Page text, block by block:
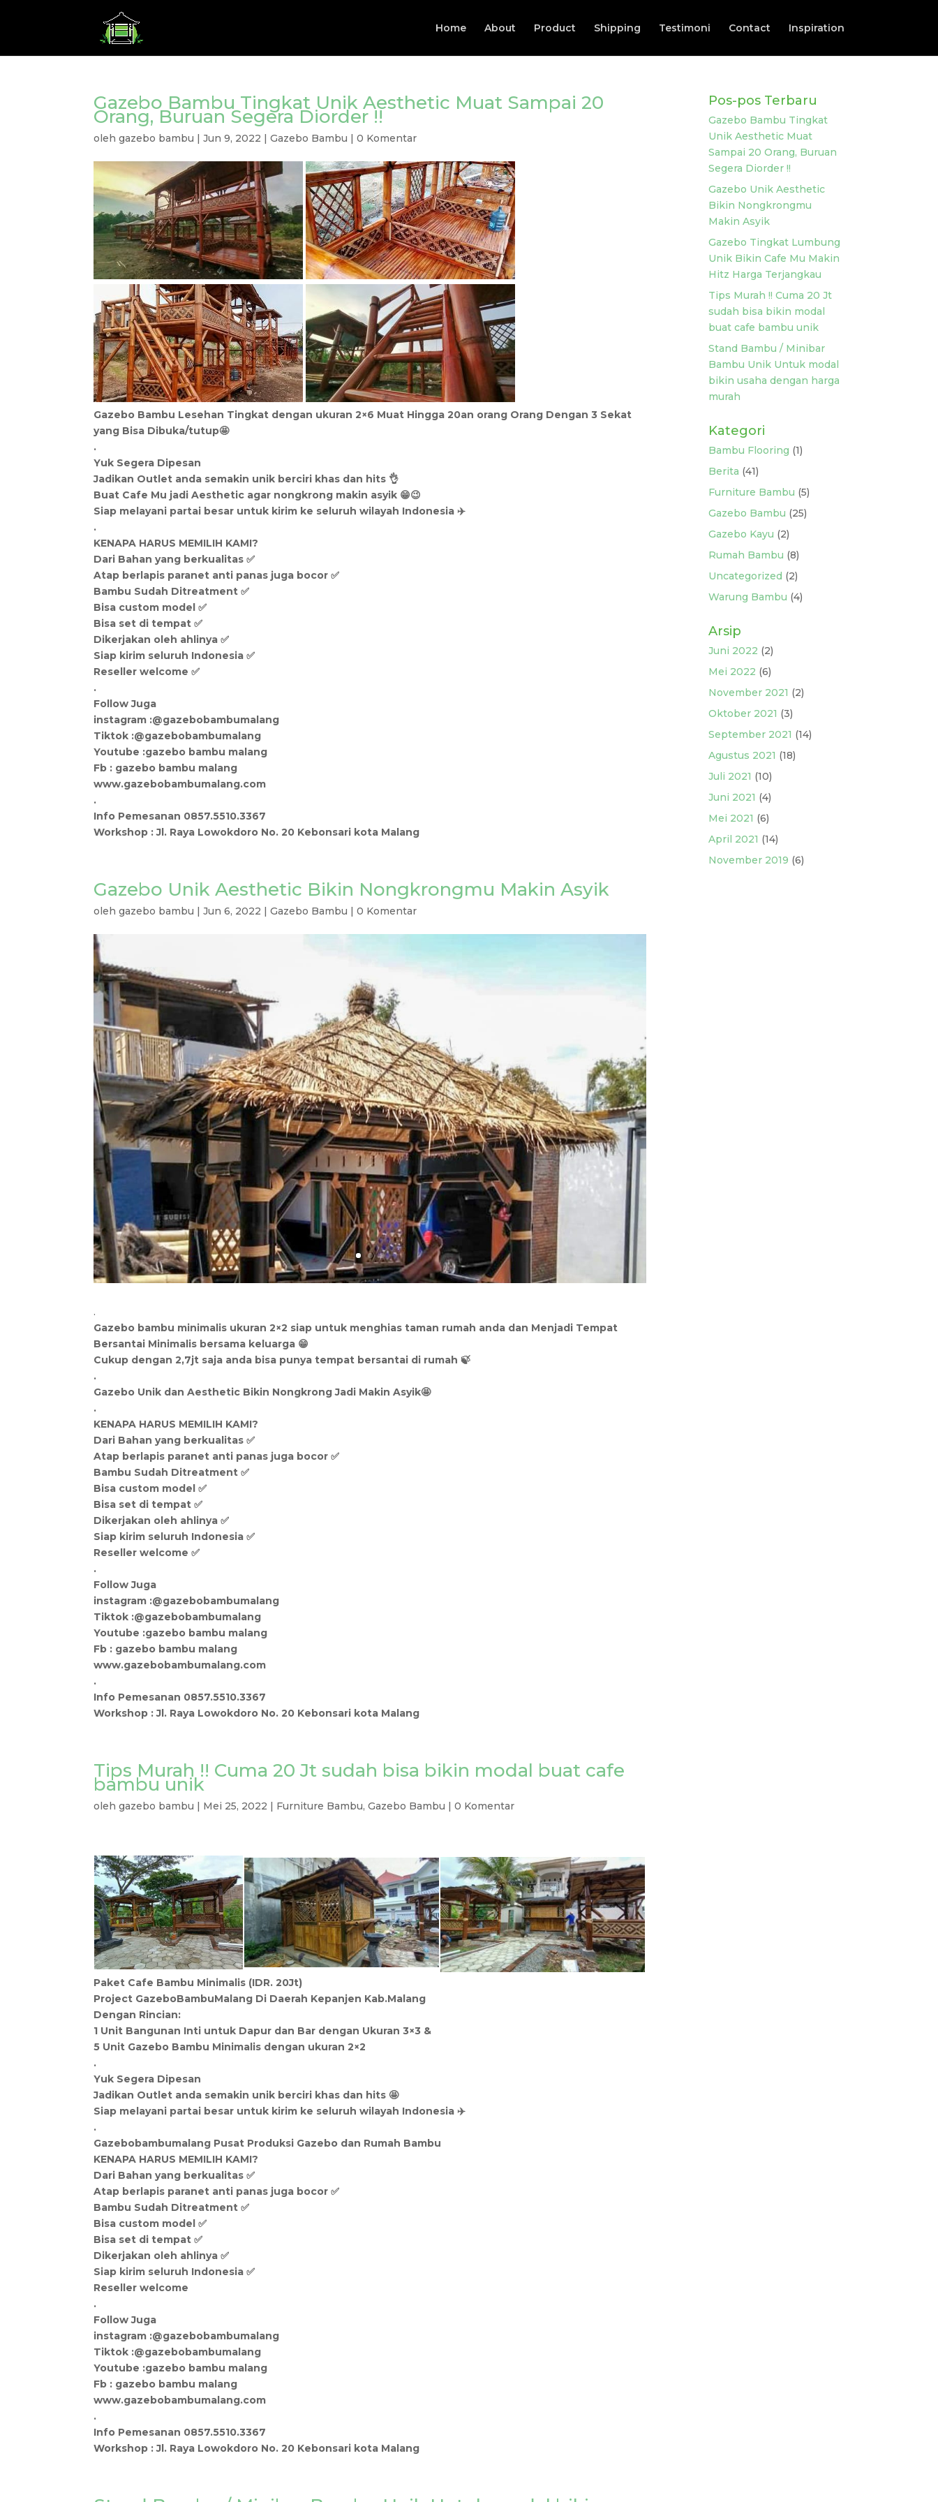
Home About Product Shipping Testimoni Contact Inspiration
Gazebo Bambu Tingkat Unik Aesthetic Muat Sampai 20
Orang, Buruan Segera Diorder !!
olehgazebo bambu |Jun 9, 2022 |Gazebo Bambu |0 Komentar
Gazebo Bambu Lesehan Tingkat dengan ukuran 2×6 Muat Hingga 20an orang Orang Dengan 3 Sekat
yang Bisa Dibuka/tutup🤩
.
Yuk Segera Dipesan
Jadikan Outlet anda semakin unik berciri khas dan hits 👌
Buat Cafe Mu jadi Aesthetic agar nongkrong makin asyik 😁😉
Siap melayani partai besar untuk kirim ke seluruh wilayah Indonesia ✈️
.
KENAPA HARUS MEMILIH KAMI?
Dari Bahan yang berkualitas ✅
Atap berlapis paranet anti panas juga bocor ✅
Bambu Sudah Ditreatment ✅
Bisa custom model ✅
Bisa set di tempat ✅
Dikerjakan oleh ahlinya ✅
Siap kirim seluruh Indonesia ✅
Reseller welcome ✅
.
Follow Juga
instagram :@gazebobambumalang
Tiktok :@gazebobambumalang
Youtube :gazebo bambu malang
Fb : gazebo bambu malang
www.gazebobambumalang.com
.
Info Pemesanan 0857.5510.3367
Workshop : Jl. Raya Lowokdoro No. 20 Kebonsari kota Malang
Gazebo Unik Aesthetic Bikin Nongkrongmu Makin Asyik
olehgazebo bambu |Jun 6, 2022 |Gazebo Bambu |0 Komentar
.
Gazebo bambu minimalis ukuran 2×2 siap untuk menghias taman rumah anda dan Menjadi Tempat
Bersantai Minimalis bersama keluarga 😁
Cukup dengan 2,7jt saja anda bisa punya tempat bersantai di rumah 🍃
.
Gazebo Unik dan Aesthetic Bikin Nongkrong Jadi Makin Asyik🤩
.
KENAPA HARUS MEMILIH KAMI?
Dari Bahan yang berkualitas ✅
Atap berlapis paranet anti panas juga bocor ✅
Bambu Sudah Ditreatment ✅
Bisa custom model ✅
Bisa set di tempat ✅
Dikerjakan oleh ahlinya ✅
Siap kirim seluruh Indonesia ✅
Reseller welcome ✅
.
Follow Juga
instagram :@gazebobambumalang
Tiktok :@gazebobambumalang
Youtube :gazebo bambu malang
Fb : gazebo bambu malang
www.gazebobambumalang.com
.
Info Pemesanan 0857.5510.3367
Workshop : Jl. Raya Lowokdoro No. 20 Kebonsari kota Malang
Tips Murah !! Cuma 20 Jt sudah bisa bikin modal buat cafe
bambu unik
olehgazebo bambu | Mei 25, 2022 | Furniture Bambu,Gazebo Bambu |0 Komentar
Paket Cafe Bambu Minimalis (IDR. 20Jt)
Project GazeboBambuMalang Di Daerah Kepanjen Kab.Malang
Dengan Rincian:
1 Unit Bangunan Inti untuk Dapur dan Bar dengan Ukuran 3×3 &
5 Unit Gazebo Bambu Minimalis dengan ukuran 2×2
.
Yuk Segera Dipesan
Jadikan Outlet anda semakin unik berciri khas dan hits 🤩
Siap melayani partai besar untuk kirim ke seluruh wilayah Indonesia ✈️
.
Gazebobambumalang Pusat Produksi Gazebo dan Rumah Bambu
KENAPA HARUS MEMILIH KAMI?
Dari Bahan yang berkualitas ✅
Atap berlapis paranet anti panas juga bocor ✅
Bambu Sudah Ditreatment ✅
Bisa custom model ✅
Bisa set di tempat ✅
Dikerjakan oleh ahlinya ✅
Siap kirim seluruh Indonesia ✅
Reseller welcome
.
Follow Juga
instagram :@gazebobambumalang
Tiktok :@gazebobambumalang
Youtube :gazebo bambu malang
Fb : gazebo bambu malang
www.gazebobambumalang.com
.
Info Pemesanan 0857.5510.3367
Workshop : Jl. Raya Lowokdoro No. 20 Kebonsari kota Malang
Pos-pos Terbaru
Gazebo Bambu Tingkat
Unik Aesthetic Muat
Sampai 20 Orang, Buruan
Segera Diorder !!
Gazebo Unik Aesthetic
Bikin Nongkrongmu
Makin Asyik
Gazebo Tingkat Lumbung
Unik Bikin Cafe Mu Makin
Hitz Harga Terjangkau
Tips Murah !! Cuma 20 Jt
sudah bisa bikin modal
buat cafe bambu unik
Stand Bambu / Minibar
Bambu Unik Untuk modal
bikin usaha dengan harga
murah
Kategori
Bambu Flooring (1)
Berita (41)
Furniture Bambu (5)
Gazebo Bambu (25)
Gazebo Kayu (2)
Rumah Bambu (8)
Uncategorized (2)
Warung Bambu (4)
Arsip
Juni 2022 (2)
Mei 2022 (6)
November 2021 (2)
Oktober 2021 (3)
September 2021 (14)
Agustus 2021 (18)
Juli 2021 (10)
Juni 2021 (4)
Mei 2021 (6)
April 2021 (14)
November 2019 (6)